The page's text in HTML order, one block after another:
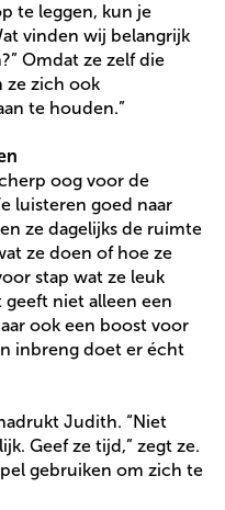
te leggen, kun je
vinden wij belangrijk
Omdat ze zelf die
ze zich ook
te houden.”
oog voor de
luisteren goed naar
ze dagelijks de ruimte
ze doen of hoe ze
stap wat ze leuk
niet alleen een
ook een boost voor
inbreng doet er écht
Judith. “Niet
Geef ze tijd,” zegt ze.
gebruiken om zich te